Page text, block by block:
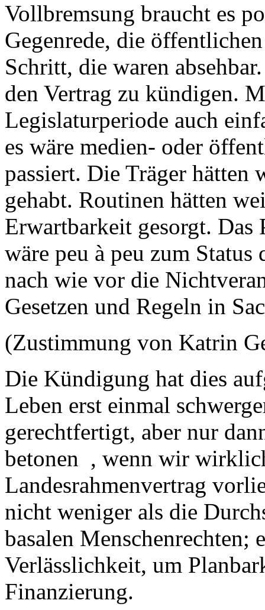
Vollbremsung braucht es
Gegenrede, die
Schritt, die waren
den Vertrag zu kündigen.
Legislaturperiode auch
es wäre medien- oder
passiert. Die Träger hätten
gehabt. Routinen hätten
Erwartbarkeit gesorgt. Das
wäre peu à peu zum
nach wie vor die
Gesetzen und Regeln in
(Zustimmung von Katrin
Die Kündigung hat dies
Leben erst einmal
gerechtfertigt, aber nur
betonen , wenn wir
Landesrahmenvertrag
nicht weniger als die
basalen Menschenrechten;
Verlässlichkeit, um
Finanzierung.